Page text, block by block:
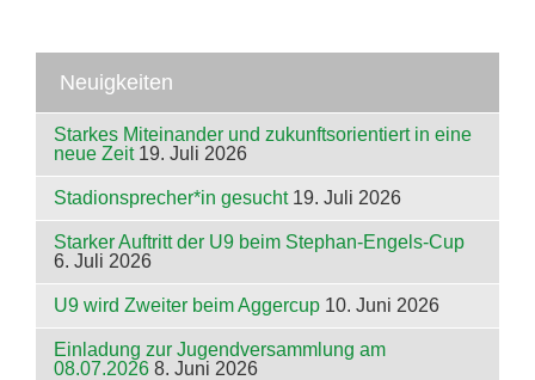
Neuigkeiten
Starkes Miteinander und zukunftsorientiert in eine
neue Zeit 19. Juli 2026
Stadionsprecher*in gesucht 19. Juli 2026
Starker Auftritt der U9 beim Stephan-Engels-Cup
6. Juli 2026
U9 wird Zweiter beim Aggercup 10. Juni 2026
Einladung zur Jugendversammlung am
08.07.2026 8. Juni 2026